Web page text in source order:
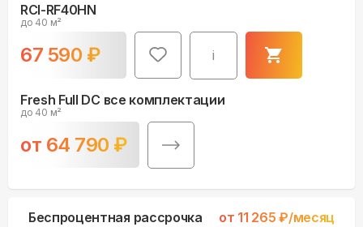
RCI-RF40HN
до 40 м²
67 590 ₽ i
Fresh Full DC все комплектации
до 40 м²
от 64 790 ₽
Беспроцентная рассрочка от 11 265 ₽/месяц